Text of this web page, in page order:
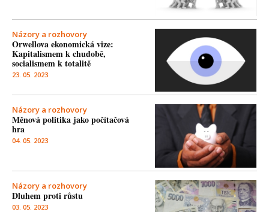
Názory a rozhovory
Orwellova ekonomická vize:
Kapitalismem k chudobě,
socialismem k totalitě
23. 05. 2023
Názory a rozhovory
Měnová politika jako počítačová
hra
04. 05. 2023
Názory a rozhovory
Dluhem proti růstu
03. 05. 2023